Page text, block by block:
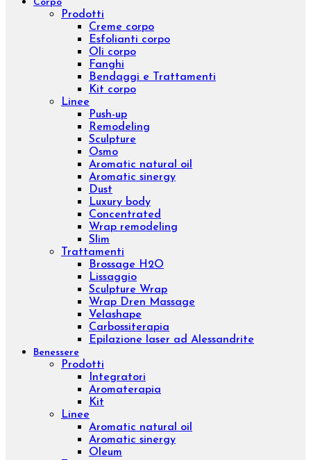
Concentrati viso
Kit viso
Linee
Inibhit
Elisir shock
Diamond
Purifing
Luxury
Concentrated
Whitening
Sensitive
Aromatic sinergy
Eye contour treatment
Hydrating and Nutritive
Professional face
Trattamenti
Diamond Lifting Face
H2O Treatment
Purifing Treatment
Sensitive Treatment
Venere o Afrodite?
Whitening Treatment
Filler Radiesse
Prodotti
Creme corpo
Esfolianti corpo
Fanghi
Bendaggi e Trattamenti
Kit corpo
Linee
Push-up
Remodeling
Sculpture
Osmo